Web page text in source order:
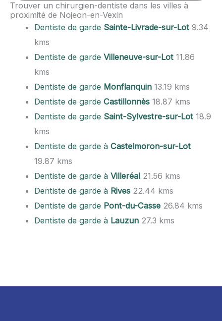
Trouver un chirurgien-dentiste dans les villes à
proximité de Nojeon-en-Vexin
Dentiste de garde Sainte-Livrade-sur-Lot 9.34
kms
Dentiste de gardeVilleneuve-sur-Lot 11.86
kms
Dentiste de garde Monflanquin 13.19 kms
Dentiste de gardeCastillonnès 18.87 kms
Dentiste de garde Saint-Sylvestre-sur-Lot 18.9
kms
Dentiste de garde àCastelmoron-sur-Lot
19.87 kms
Dentiste de garde àVilleréal 21.56 kms
Dentiste de garde à Rives 22.44 kms
Dentiste de garde Pont-du-Casse 26.84 kms
Dentiste de garde à Lauzun 27.3 kms